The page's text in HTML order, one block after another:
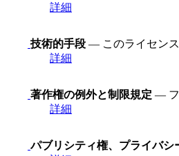
詳細
技術的手段 — このライセンス
詳細
著作権の例外と制限規定 — フ
詳細
パブリシティ権、プライバシ